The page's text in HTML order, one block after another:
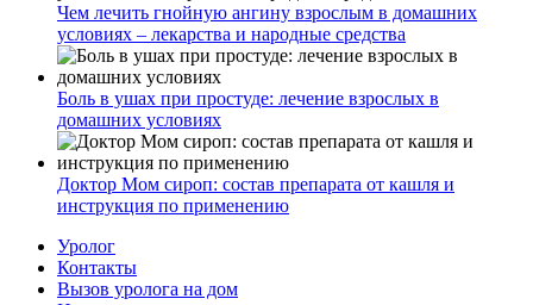
Чем лечить гнойную ангину взрослым в домашних
условиях – лекарства и народные средства
Боль в ушах при простуде: лечение взрослых в
домашних условиях
Доктор Мом сироп: состав препарата от кашля и
инструкция по применению
Уролог
Контакты
Вызов уролога на дом